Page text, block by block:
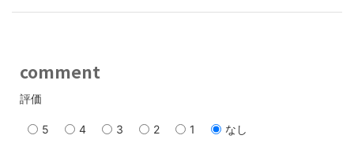
comment
評価
5 4 3 2 1 なし